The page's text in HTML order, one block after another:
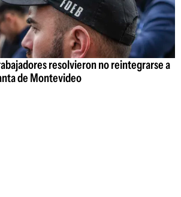
resolvieron no reintegrarse a
de Montevideo